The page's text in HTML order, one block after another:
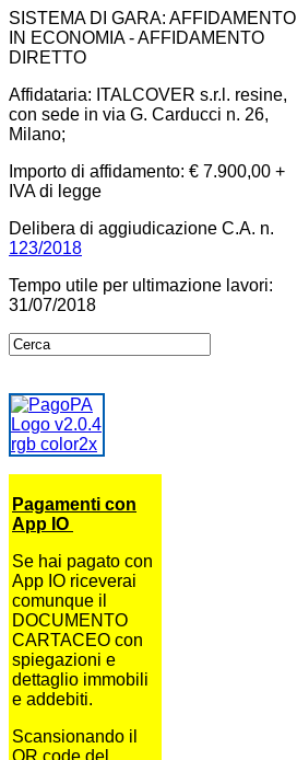
SISTEMA DI GARA: AFFIDAMENTO
IN ECONOMIA - AFFIDAMENTO
DIRETTO
Affidataria: ITALCOVER s.r.l. resine,
con sede in via G. Carducci n. 26,
Milano;
Importo di affidamento: € 7.900,00 +
IVA di legge
Delibera di aggiudicazione C.A. n.
123/2018
Tempo utile per ultimazione lavori:
31/07/2018
Pagamenti con
App IO
Se hai pagato con
App IO riceverai
comunque il
DOCUMENTO
CARTACEO con
spiegazioni e
dettaglio immobili
e addebiti.
Scansionando il
QR code del